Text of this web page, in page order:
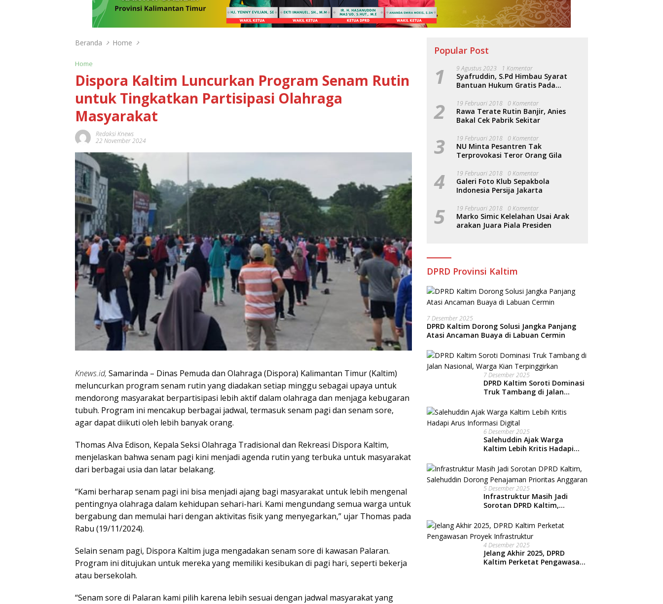
Beranda Home
Home
Dispora Kaltim Luncurkan Program Senam Rutin
untuk Tingkatkan Partisipasi Olahraga
Masyarakat
Redaksi Knews
22 November 2024
Knews.id, Samarinda – Dinas Pemuda dan Olahraga (Dispora) Kalimantan Timur (Kaltim)
meluncurkan program senam rutin yang diadakan setiap minggu sebagai upaya untuk
mendorong masyarakat berpartisipasi lebih aktif dalam olahraga dan menjaga kebugaran
tubuh. Program ini mencakup berbagai jadwal, termasuk senam pagi dan senam sore,
agar dapat diikuti oleh lebih banyak orang.
Thomas Alva Edison, Kepala Seksi Olahraga Tradisional dan Rekreasi Dispora Kaltim,
menjelaskan bahwa senam pagi kini menjadi agenda rutin yang terbuka untuk masyarakat
dari berbagai usia dan latar belakang.
“Kami berharap senam pagi ini bisa menjadi ajang bagi masyarakat untuk lebih mengenal
pentingnya olahraga dalam kehidupan sehari-hari. Kami mengundang semua warga untuk
bergabung dan memulai hari dengan aktivitas fisik yang menyegarkan,” ujar Thomas pada
Rabu (19/11/2024).
Selain senam pagi, Dispora Kaltim juga mengadakan senam sore di kawasan Palaran.
Program ini ditujukan untuk mereka yang memiliki kesibukan di pagi hari, seperti bekerja
atau bersekolah.
“Senam sore di Palaran kami pilih karena lebih sesuai dengan jadwal masyarakat yang
Popular Post
1 9 Agustus 2023 1 Komentar
Syafruddin, S.Pd Himbau Syarat
Bantuan Hukum Gratis Pada
2 19 Februari 2018 0 Komentar
Rawa Terate Rutin Banjir, Anies
Bakal Cek Pabrik Sekitar
3 19 Februari 2018 0 Komentar
NU Minta Pesantren Tak
Terprovokasi Teror Orang Gila
4 19 Februari 2018 0 Komentar
Galeri Foto Klub Sepakbola
Indonesia Persija Jakarta
5 19 Februari 2018 0 Komentar
Marko Simic Kelelahan Usai Arak
arakan Juara Piala Presiden
DPRD Provinsi Kaltim
7 Desember 2025
DPRD Kaltim Dorong Solusi Jangka Panjang
Atasi Ancaman Buaya di Labuan Cermin
7 Desember 2025
DPRD Kaltim Soroti Dominasi
Truk Tambang di Jalan
Terpinggirkan
6 Desember 2025
Salehuddin Ajak Warga
Kaltim Lebih Kritis Hadapi
5 Desember 2025
Infrastruktur Masih Jadi
Sorotan DPRD Kaltim,
Penajaman Prioritas
Anggaran
4 Desember 2025
Jelang Akhir 2025, DPRD
Kaltim Perketat Pengawasan